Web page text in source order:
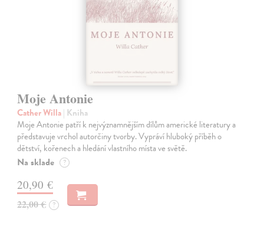
Moje Antonie
Cather Willa| Kniha
Moje Antonie patří k nejvýznamnějším dílům americké literatury a
představuje vrchol autorčiny tvorby. Vypráví hluboký příběh o
dětství, kořenech a hledání vlastního místa ve světě.
Na sklade ?
20,90 €
22,00 € ?